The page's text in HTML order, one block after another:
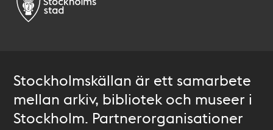
Stockholmskällan är ett samarbete
mellan arkiv, bibliotek och museer i
Stockholm. Partnerorganisationer